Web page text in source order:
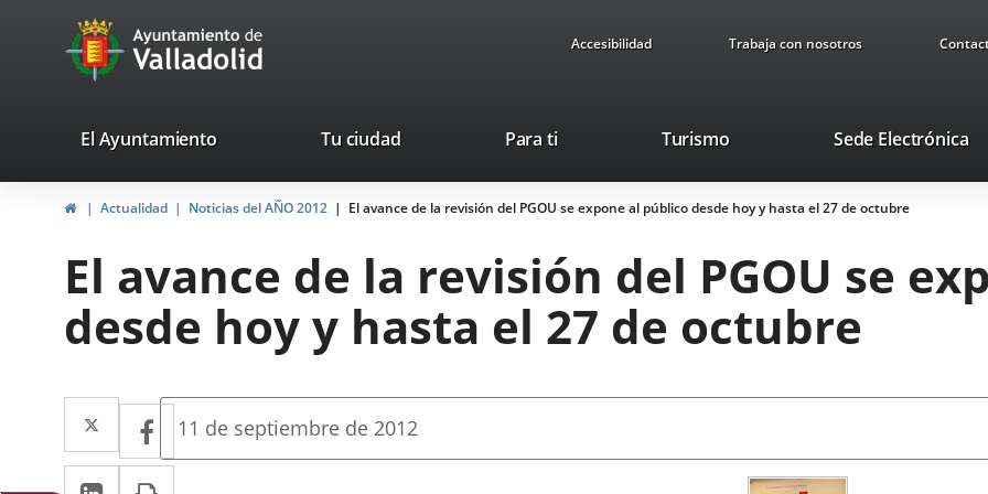
Portal
Web
Ayuntamiento
de
Accesibilidad Trabaja con nosotros
valladolid.es
El Ayuntamiento Tu ciudad Para ti TurismoThis
will
open
a
pop-
up
window.
Sede Electrónica
HomeActualidad Noticias del AÑO 2012 El avance de la revisión del PGOU se expone al público desde hoy y hasta el 27 de octubre
El avance de la revisión del PGOU se
desde hoy y hasta el 27 de octubre
Twitter
Enlace
a
Facebook
Enlace
a
Linkedin
Enlace
Fecha
la
11 de septiembre de 2012